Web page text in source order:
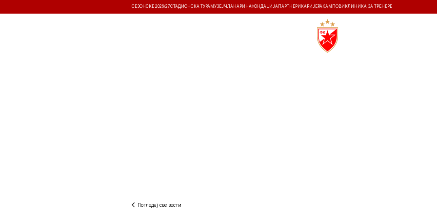
СЕЗОНСКЕ 2026/27СТАДИОНСКА ТУРА МУЗЕЈ ЧЛАНАРИНАФОНДАЦИЈА ПАРТНЕРИ КАРИЈЕРА КАМПОВИ КЛИНИКА ЗА ТРЕНЕРЕ
Погледај све вести